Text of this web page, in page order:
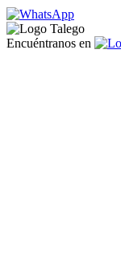
Encuéntranos en